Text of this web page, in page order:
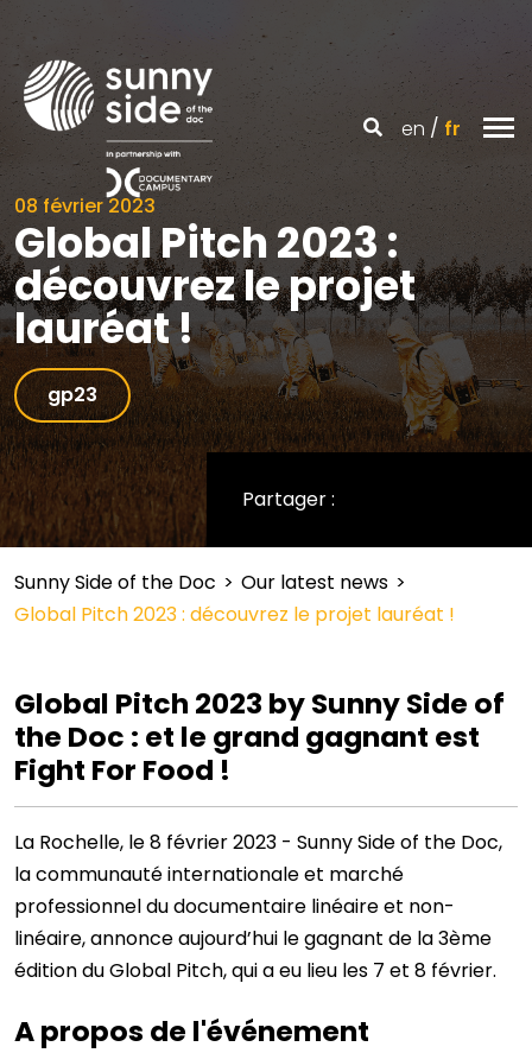
en fr
08 février 2023
Global Pitch 2023 :
découvrez le projet
lauréat !
gp23
Partager :
Sunny Side of the Doc > Our latest news >
Global Pitch 2023 : découvrez le projet lauréat !
Global Pitch 2023 by Sunny Side of
the Doc : et le grand gagnant est
Fight For Food !
La Rochelle, le 8 février 2023 - Sunny Side of the Doc,
la communauté internationale et marché
professionnel du documentaire linéaire et non-
linéaire, annonce aujourd’hui le gagnant de la 3ème
édition du Global Pitch, qui a eu lieu les 7 et 8 février.
A propos de l'événement